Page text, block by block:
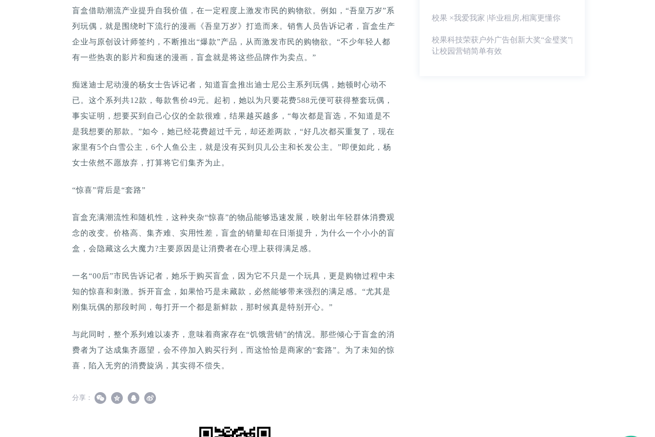
盲盒借助潮流产业提升自我价值，在一定程度上激发市民的购物欲。例如，“吾皇万岁”系
列玩偶，就是围绕时下流行的漫画《吾皇万岁》打造而来。销售人员告诉记者，盲盒生产
企业与原创设计师签约，不断推出“爆款”产品，从而激发市民的购物欲。“不少年轻人都
有一些热衷的影片和痴迷的漫画，盲盒就是将这些品牌作为卖点。”
痴迷迪士尼动漫的杨女士告诉记者，知道盲盒推出迪士尼公主系列玩偶，她顿时心动不
已。这个系列共12款，每款售价49元。起初，她以为只要花费588元便可获得整套玩偶，
事实证明，想要买到自己心仪的全款很难，结果越买越多，“每次都是盲选，不知道是不
是我想要的那款。”如今，她已经花费超过千元，却还差两款，“好几次都买重复了，现在
家里有5个白雪公主，6个人鱼公主，就是没有买到贝儿公主和长发公主。”即便如此，杨
女士依然不愿放弃，打算将它们集齐为止。
“惊喜”背后是“套路”
盲盒充满潮流性和随机性，这种夹杂“惊喜”的物品能够迅速发展，映射出年轻群体消费观
念的改变。价格高、集齐难、实用性差，盲盒的销量却在日渐提升，为什么一个小小的盲
盒，会隐藏这么大魔力?主要原因是让消费者在心理上获得满足感。
一名“00后”市民告诉记者，她乐于购买盲盒，因为它不只是一个玩具，更是购物过程中未
知的惊喜和刺激。拆开盲盒，如果恰巧是未藏款，必然能够带来强烈的满足感。“尤其是
刚集玩偶的那段时间，每打开一个都是新鲜款，那时候真是特别开心。”
与此同时，整个系列难以凑齐，意味着商家存在“饥饿营销”的情况。那些倾心于盲盒的消
费者为了达成集齐愿望，会不停加入购买行列，而这恰恰是商家的“套路”。为了未知的惊
喜，陷入无穷的消费旋涡，其实得不偿失。
分享：
校果 ×我爱我家 |毕业租房,相寓更懂你
校果科技荣获户外广告创新大奖“金璧奖”|
让校园营销简单有效